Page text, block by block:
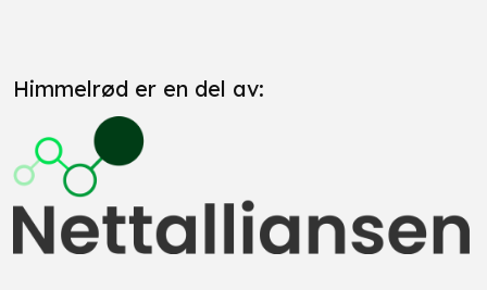
Himmelrød er en del av: